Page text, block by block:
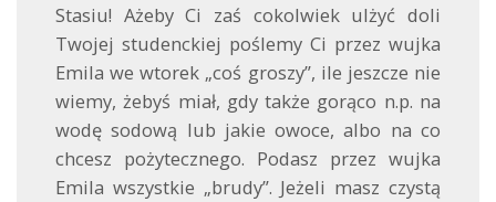
Stasiu! Ażeby Ci zaś cokolwiek ulżyć doli
Twojej studenckiej poślemy Ci przez wujka
Emila we wtorek „coś groszy”, ile jeszcze nie
wiemy, żebyś miał, gdy także gorąco n.p. na
wodę sodową lub jakie owoce, albo na co
chcesz pożytecznego. Podasz przez wujka
Emila wszystkie „brudy”. Jeżeli masz czystą